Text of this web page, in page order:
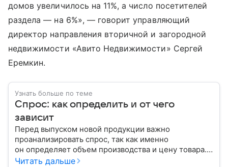
домов увеличилось на 11%, а число посетителей
раздела — на 6%», — говорит управляющий
директор направления вторичной и загородной
недвижимости «Авито Недвижимости» Сергей
Еремкин.
Узнать больше по теме
Спрос: как определить и от чего
зависит
Перед выпуском новой продукции важно
проанализировать спрос, так как именно
он определяет объем производства и цену товара.
С помощью эксперта расскажем, как рассчитать
Читать дальше